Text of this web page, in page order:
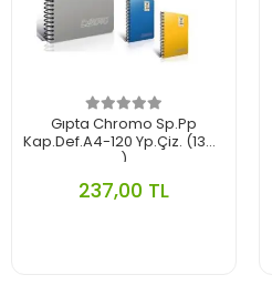
Gıpta Chromo Sp.Pp
Kap.Def.A4-120 Yp.Çiz. (1340
)
237,00 TL